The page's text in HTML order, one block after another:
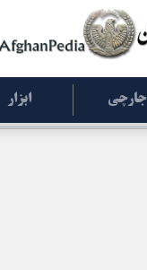
جارچی ابزار